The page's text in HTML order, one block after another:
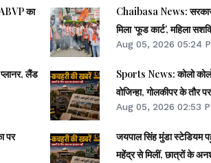
का
लैंड
पर
Chaibasa News:
मिला ‘फूड कार्ट’, महिला
Aug 05, 2026 05:24
Sports News: कोलो
वोजिन्हा, गोलकीपर के तौर
Aug 05, 2026 02:53
जयपाल सिंह मुंडा स्टेडियम
महेंद्र से मिलीं,